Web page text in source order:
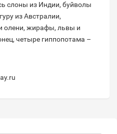
слоны из Индии, буйволы
из Австралии,
олени, жирафы, львы и
четыре гиппопотама –